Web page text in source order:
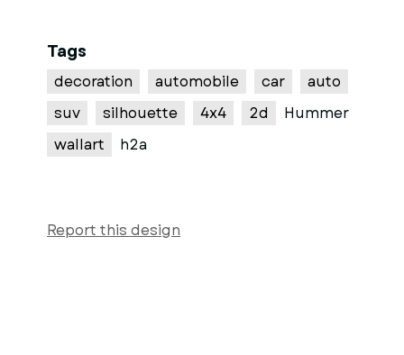
Tags
decoration automobile car
auto
suv
silhouette 4x4 2d
Hummer
wallart
h2a
Report this design